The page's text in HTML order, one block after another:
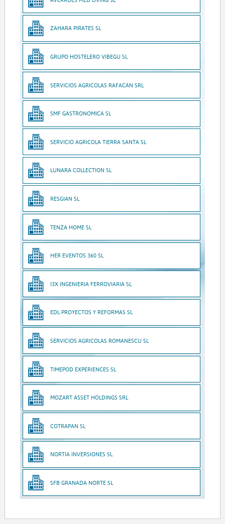
ZAHARA PIRATES SL
GRUPO HOSTELERO VIBEGU SL
SERVICIOS AGRICOLAS RAFACAN SRL
SMF GASTRONOMICA SL
SERVICIO AGRICOLA TIERRA SANTA SL
LUNARA COLLECTION SL
RESGIAN SL
TENZA HOME SL
HER EVENTOS 360 SL
I3X INGENIERIA FERROVIARIA SL
EDL PROYECTOS Y REFORMAS SL
SERVICIOS AGRICOLAS ROMANESCU SL
TIMEPOD EXPERIENCES SL
MOZART ASSET HOLDINGS SRL
COTRAPAN SL
NORTIA INVERSIONES SL
SFB GRANADA NORTE SL